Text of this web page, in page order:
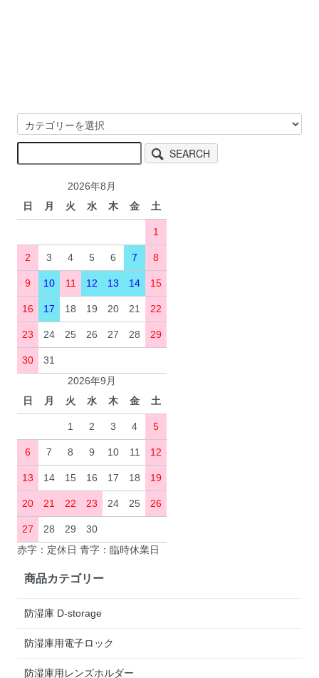
SEARCH
2026年8月
日
月 火 水 木 金 土
1
2 3 4 5 6 7 8
9 10 11 12 13 14 15
16 17 18 19 20 21 22
23 24 25 26 27 28 29
30
31
2026年9月
日
月 火 水 木 金 土
1 2 3 4 5
6 7 8 9 10 11 12
13 14 15 16 17 18 19
20 21 22 23 24 25 26
27 28 29
30
赤字：定休日 青字：臨時休業日
商品カテゴリー
防湿庫 D-storage
防湿庫用電子ロック
防湿庫用レンズホルダー